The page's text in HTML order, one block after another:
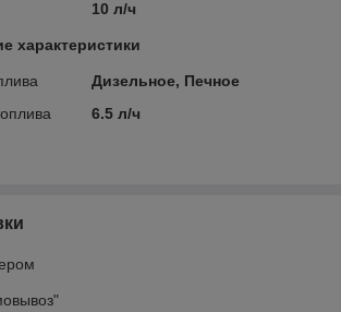
10 л/ч
характеристики
Дизельное, Печное
6.5 л/ч